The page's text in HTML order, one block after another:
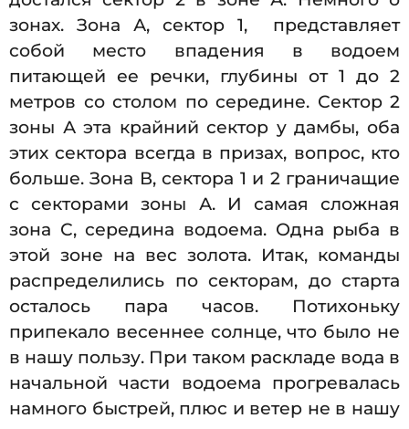
зонах. Зона А, сектор 1, представляет
собой место впадения в водоем
питающей ее речки, глубины от 1 до 2
метров со столом по середине. Сектор 2
зоны А эта крайний сектор у дамбы, оба
этих сектора всегда в призах, вопрос, кто
больше. Зона В, сектора 1 и 2 граничащие
с секторами зоны А. И самая сложная
зона С, середина водоема. Одна рыба в
этой зоне на вес золота. Итак, команды
распределились по секторам, до старта
осталось пара часов. Потихоньку
припекало весеннее солнце, что было не
в нашу пользу. При таком раскладе вода в
начальной части водоема прогревалась
намного быстрей, плюс и ветер не в нашу